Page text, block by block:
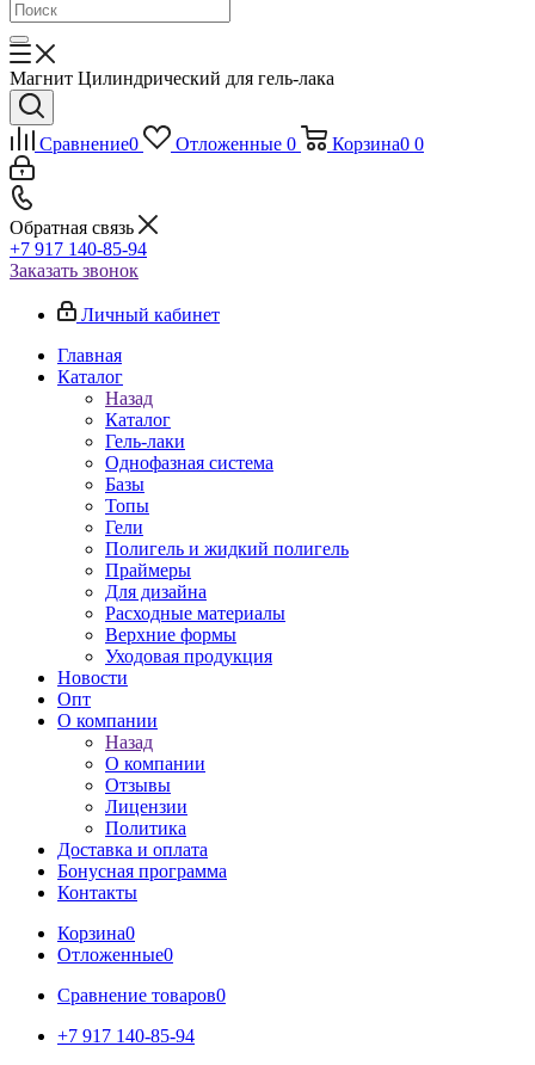
Магнит Цилиндрический для гель-лака
Сравнение0 Отложенные 0 Корзина0 0
Обратная связь
+7 917 140-85-94
Заказать звонок
Личный кабинет
Главная
Каталог
Назад
Каталог
Гель-лаки
Однофазная система
Базы
Топы
Гели
Полигель и жидкий полигель
Праймеры
Для дизайна
Расходные материалы
Верхние формы
Уходовая продукция
Новости
Опт
О компании
Назад
О компании
Отзывы
Лицензии
Политика
Доставка и оплата
Бонусная программа
Контакты
Корзина0
Отложенные0
Сравнение товаров0
+7 917 140-85-94